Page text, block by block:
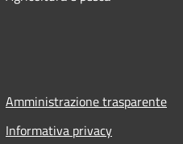
Amministrazione trasparente
Informativa privacy